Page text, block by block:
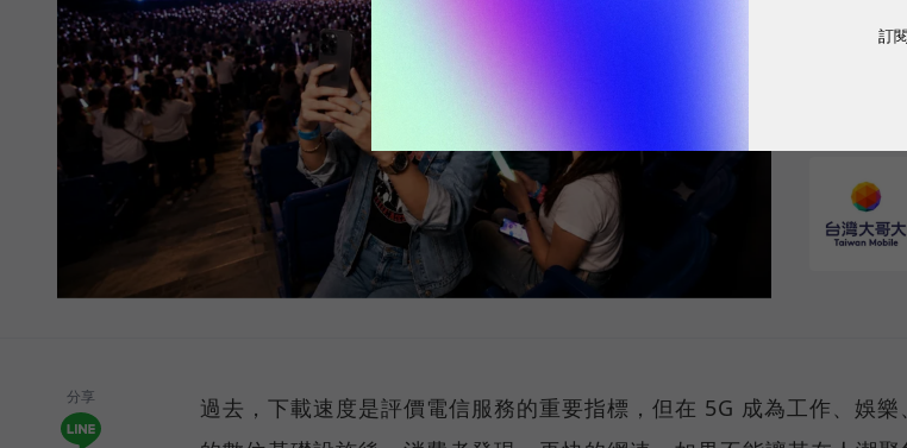
密：
真正好用
分享
過去，下載速度是評價電信服務的重要指標，但在 5G 成為工作、娛樂
訂